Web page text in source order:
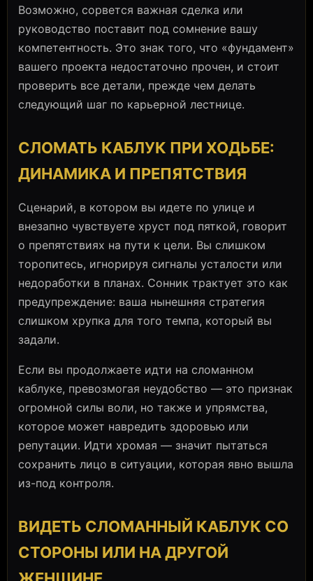
Возможно, сорвется важная сделка или
руководство поставит под сомнение вашу
компетентность. Это знак того, что «фундамент»
вашего проекта недостаточно прочен, и стоит
проверить все детали, прежде чем делать
следующий шаг по карьерной лестнице.
СЛОМАТЬ КАБЛУК ПРИ ХОДЬБЕ:
ДИНАМИКА И ПРЕПЯТСТВИЯ
Сценарий, в котором вы идете по улице и
внезапно чувствуете хруст под пяткой, говорит
о препятствиях на пути к цели. Вы слишком
торопитесь, игнорируя сигналы усталости или
недоработки в планах. Сонник трактует это как
предупреждение: ваша нынешняя стратегия
слишком хрупка для того темпа, который вы
задали.
Если вы продолжаете идти на сломанном
каблуке, превозмогая неудобство — это признак
огромной силы воли, но также и упрямства,
которое может навредить здоровью или
репутации. Идти хромая — значит пытаться
сохранить лицо в ситуации, которая явно вышла
из-под контроля.
ВИДЕТЬ СЛОМАННЫЙ КАБЛУК СО
СТОРОНЫ ИЛИ НА ДРУГОЙ